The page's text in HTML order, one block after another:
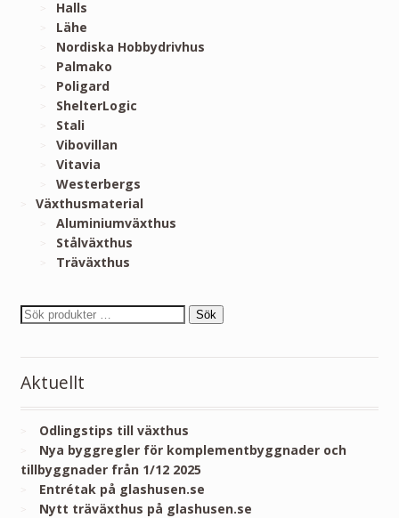
Halls
Lähe
Nordiska Hobbydrivhus
Palmako
Poligard
ShelterLogic
Stali
Vibovillan
Vitavia
Westerbergs
Växthusmaterial
Aluminiumväxthus
Stålväxthus
Träväxthus
Sök
Aktuellt
Odlingstips till växthus
Nya byggregler för komplementbyggnader och
tillbyggnader från 1/12 2025
Entrétak på glashusen.se
Nytt träväxthus på glashusen.se